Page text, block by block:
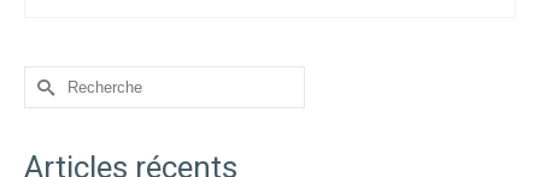
Rechercher :